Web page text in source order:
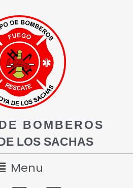
BOMBEROS
LOS SACHAS
Menu